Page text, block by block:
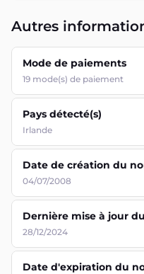
Autres
Mode de paiements
19 mode(s) de paiement
Pays détecté(s)
Irlande
Date de création du
04/07/2008
Dernière mise à jour
28/12/2024
Date d'expiration du